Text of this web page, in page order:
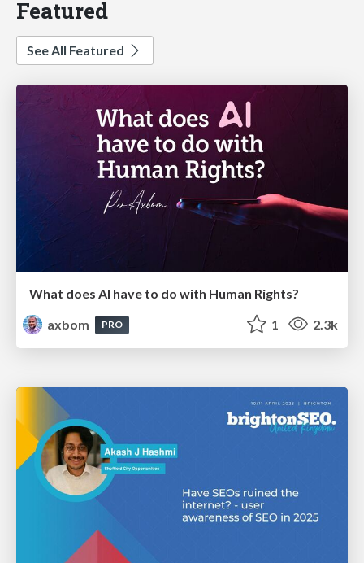
Featured
See All Featured
What does AI have to do with Human Rights?
axbom
PRO 1 2.3k